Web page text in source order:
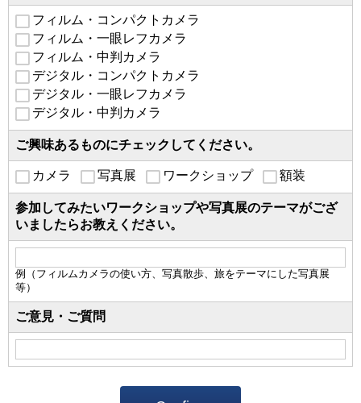
フィルム・コンパクトカメラ
フィルム・一眼レフカメラ
フィルム・中判カメラ
デジタル・コンパクトカメラ
デジタル・一眼レフカメラ
デジタル・中判カメラ
ご興味あるものにチェックしてください。
カメラ 写真展 ワークショップ 額装
参加してみたいワークショップや写真展のテーマがござ
いましたらお教えください。
例（フィルムカメラの使い方、写真散歩、旅をテーマにした写真展
等）
ご意見・ご質問